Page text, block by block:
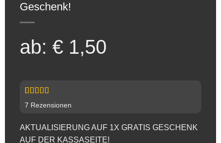
Geschenk!
ab: €1,50
Bewertet
mit4.86
basierend
7
7 Rezensionen
AKTUALISIERUNG AUF 1X GRATIS GESCHENK
AUF DER KASSASEITE!